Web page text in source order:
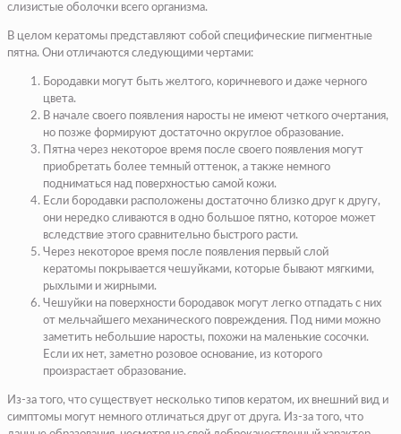
слизистые оболочки всего организма.
В целом кератомы представляют собой специфические пигментные
пятна. Они отличаются следующими чертами:
Бородавки могут быть желтого, коричневого и даже черного
цвета.
В начале своего появления наросты не имеют четкого очертания,
но позже формируют достаточно округлое образование.
Пятна через некоторое время после своего появления могут
приобретать более темный оттенок, а также немного
подниматься над поверхностью самой кожи.
Если бородавки расположены достаточно близко друг к другу,
они нередко сливаются в одно большое пятно, которое может
вследствие этого сравнительно быстрого расти.
Через некоторое время после появления первый слой
кератомы покрывается чешуйками, которые бывают мягкими,
рыхлыми и жирными.
Чешуйки на поверхности бородавок могут легко отпадать с них
от мельчайшего механического повреждения. Под ними можно
заметить небольшие наросты, похожи на маленькие сосочки.
Если их нет, заметно розовое основание, из которого
произрастает образование.
Из-за того, что существует несколько типов кератом, их внешний вид и
симптомы могут немного отличаться друг от друга. Из-за того, что